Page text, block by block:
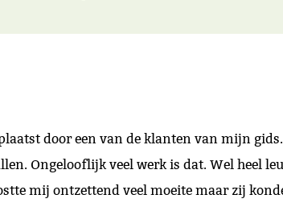
door een van de klanten van mijn
Ongelooflijk veel werk is dat. Wel heel
mij ontzettend veel moeite maar zij